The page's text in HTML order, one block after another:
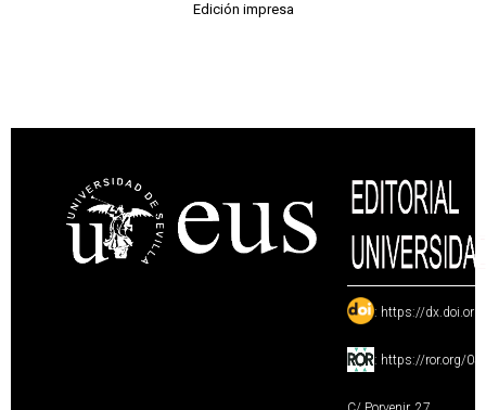
Edición impresa
: https://
: https://ror.org/